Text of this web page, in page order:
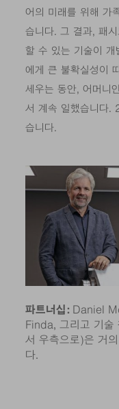
어의 미래를 위해 가
습니다. 그 결과, 패
할 수 있는 기술이 개
에게 큰 불확실성이
세우는 동안, 어머니
서 계속 일했습니다.
습니다.
파트너십: Daniel
Finda, 그리고 기
서 우측으로)은 거
다.